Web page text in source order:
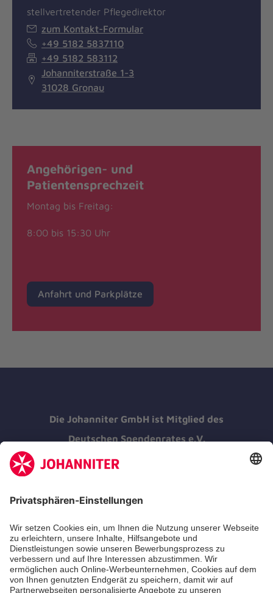
stellvertretender Pflegedirektor
zum Kontakt-Formular
+49 5182 5837110
+49 5182 583112
Johanniterstraße 1-3
31028 Gronau
Angehörigen- und
Patientensprechzeit
Montag bis Freitag:
8:00 bis 15:30 Uhr
Anfahrt und Parkplätze
Die Johanniter GmbH ist Mitglied des
Deutschen Spendenrates e.V.
Kununu Top Company 2026